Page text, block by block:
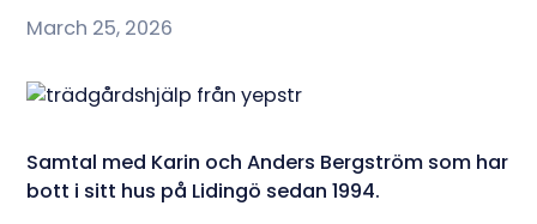
March 25, 2026
Samtal med Karin och Anders Bergström som har
bott i sitt hus på Lidingö sedan 1994.